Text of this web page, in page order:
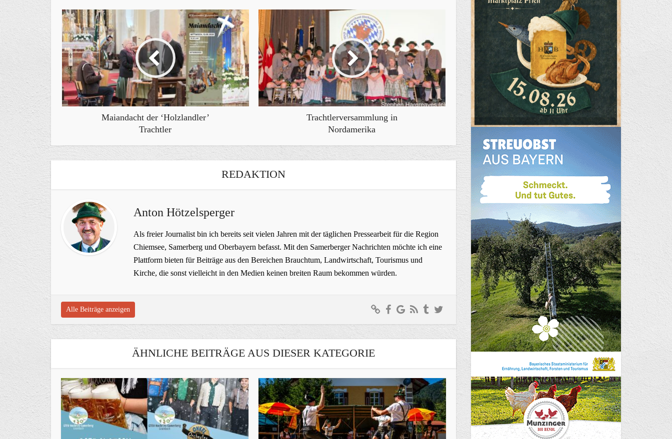
Maiandacht der ‘Holzlandler’
Trachtler
Trachtlerversammlung in
Nordamerika
REDAKTION
Anton Hötzelsperger
Als freier Journalist bin ich bereits seit vielen Jahren mit der täglichen Pressearbeit für die Region
Chiemsee, Samerberg und Oberbayern befasst. Mit den Samerberger Nachrichten möchte ich eine
Plattform bieten für Beiträge aus den Bereichen Brauchtum, Landwirtschaft, Tourismus und
Kirche, die sonst vielleicht in den Medien keinen breiten Raum bekommen würden.
Alle Beiträge anzeigen
ÄHNLICHE BEITRÄGE AUS DIESER KATEGORIE